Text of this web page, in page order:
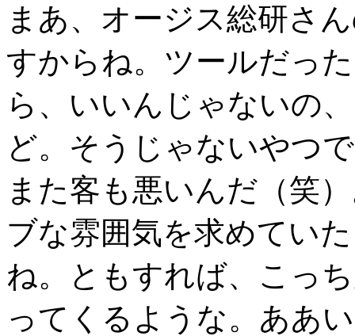
まあ、オージス総研さ
すからね。ツールだっ
ら、いいんじゃないの
ど。そうじゃないやつ
また客も悪いんだ（笑
ブな雰囲気を求めてい
ね。ともすれば、こっ
ってくるような。ああ